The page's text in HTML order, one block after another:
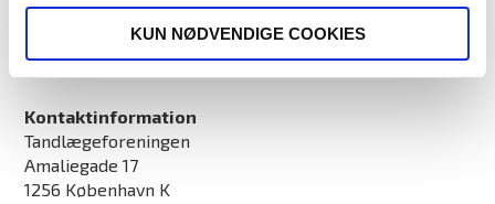
KUN NØDVENDIGE COOKIES
Kontaktinformation
Tandlægeforeningen
Amaliegade 17
1256 København K